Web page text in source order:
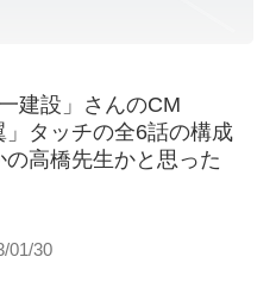
建設」さんのCM
タッチの全6話の構成
高橋先生かと思った
01/30